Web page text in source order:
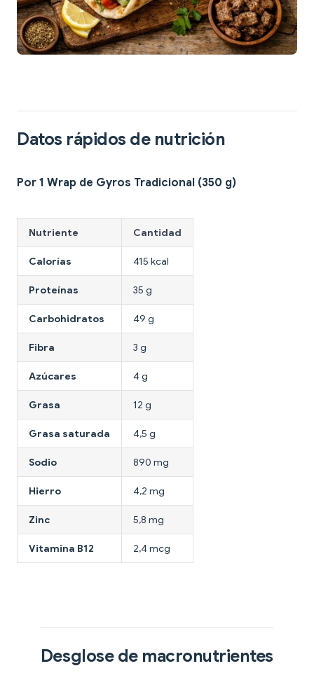
Datos rápidos de nutrición
Por 1 Wrap de Gyros Tradicional (350 g)
Nutriente Cantidad
Calorías 415 kcal
Proteínas 35 g
Carbohidratos 49 g
Fibra 3 g
Azúcares 4 g
Grasa 12 g
Grasa saturada 4,5 g
Sodio 890 mg
Hierro 4,2 mg
Zinc 5,8 mg
Vitamina B12 2,4 mcg
Desglose de macronutrientes